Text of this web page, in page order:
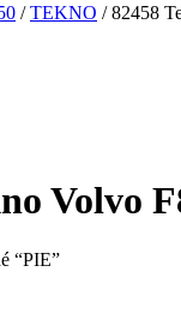
/TEKNO / 82458
Volvo
“PIE”